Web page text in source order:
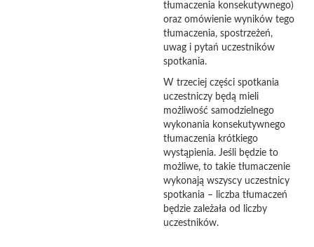
tłumaczenia konsekutywnego)
oraz omówienie wyników tego
tłumaczenia, spostrzeżeń,
uwag i pytań uczestników
spotkania.
W trzeciej części spotkania
uczestniczy będą mieli
możliwość samodzielnego
wykonania konsekutywnego
tłumaczenia krótkiego
wystąpienia. Jeśli będzie to
możliwe, to takie tłumaczenie
wykonają wszyscy uczestnicy
spotkania – liczba tłumaczeń
będzie zależała od liczby
uczestników.